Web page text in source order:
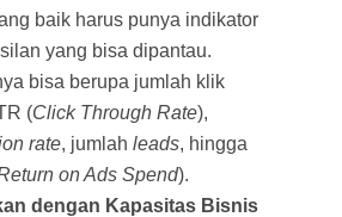
baik harus punya indikator
yang bisa dipantau.
bisa berupa jumlah klik
(Click Through Rate),
rate, jumlah leads, hingga
on Ads Spend).
dengan Kapasitas Bisnis